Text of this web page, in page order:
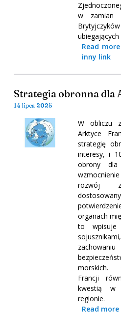
w zamian
ubiegających
Read more
inny link
Strategia obronna dla
14 lipca 2025
W obliczu
Arktyce
strategię
interesy, i
obrony
rozwój
organach
to wpisuje
morskich.
Francji
kwestią w
regionie.
Read more